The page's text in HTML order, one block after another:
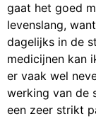
gaat het goed
levenslang,
dagelijks in de
medicijnen kan
er vaak wel
werking van de
een zeer strikt